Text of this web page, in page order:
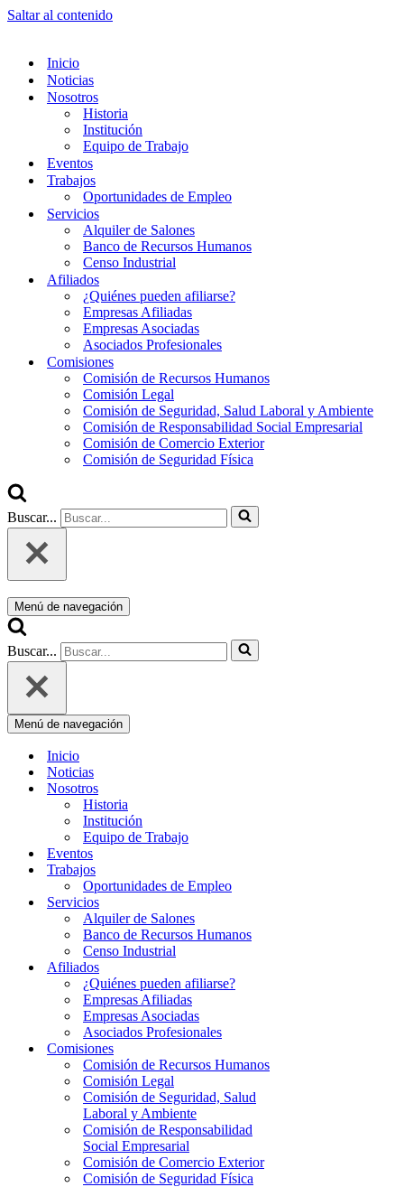
Saltar al contenido
Inicio
Noticias
Nosotros
Historia
Institución
Equipo de Trabajo
Eventos
Trabajos
Oportunidades de Empleo
Servicios
Alquiler de Salones
Banco de Recursos Humanos
Censo Industrial
Afiliados
¿Quiénes pueden afiliarse?
Empresas Afiliadas
Empresas Asociadas
Asociados Profesionales
Comisiones
Comisión de Recursos Humanos
Comisión Legal
Comisión de Seguridad, Salud Laboral y Ambiente
Comisión de Responsabilidad Social Empresarial
Comisión de Comercio Exterior
Comisión de Seguridad Física
Buscar...
Menú de navegación
Buscar...
Menú de navegación
Inicio
Noticias
Nosotros
Historia
Institución
Equipo de Trabajo
Eventos
Trabajos
Oportunidades de Empleo
Servicios
Alquiler de Salones
Banco de Recursos Humanos
Censo Industrial
Afiliados
¿Quiénes pueden afiliarse?
Empresas Afiliadas
Empresas Asociadas
Asociados Profesionales
Comisiones
Comisión de Recursos Humanos
Comisión Legal
Comisión de Seguridad, Salud
Laboral y Ambiente
Comisión de Responsabilidad
Social Empresarial
Comisión de Comercio Exterior
Comisión de Seguridad Física